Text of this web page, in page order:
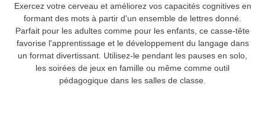
Exercez votre cerveau et améliorez vos capacités cognitives en
formant des mots à partir d'un ensemble de lettres donné.
Parfait pour les adultes comme pour les enfants, ce casse-tête
favorise l'apprentissage et le développement du langage dans
un format divertissant. Utilisez-le pendant les pauses en solo,
les soirées de jeux en famille ou même comme outil
pédagogique dans les salles de classe.